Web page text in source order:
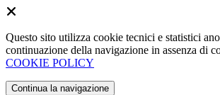
Questo sito utilizza cookie tecnici e statistici
continuazione della navigazione in assenza di
COOKIE POLICY
Continua la navigazione